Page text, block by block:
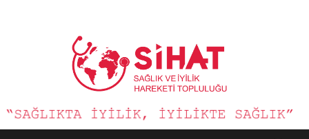
Sağlık
ve
İyilik